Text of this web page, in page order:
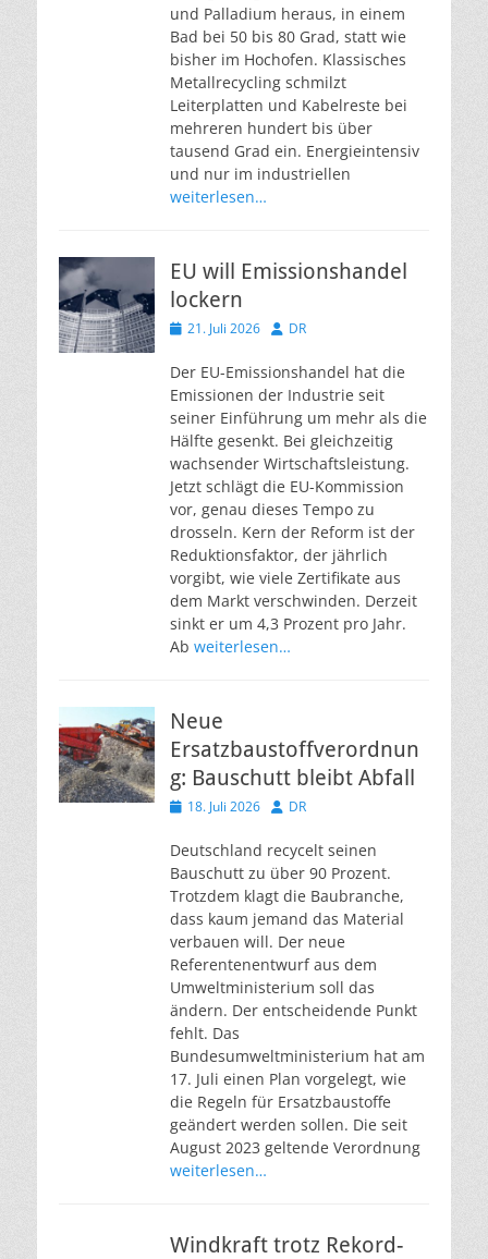
und Palladium heraus, in einem
Bad bei 50 bis 80 Grad, statt wie
bisher im Hochofen. Klassisches
Metallrecycling schmilzt
Leiterplatten und Kabelreste bei
mehreren hundert bis über
tausend Grad ein. Energieintensiv
und nur im industriellen
weiterlesen…
EU will Emissionshandel
lockern
Veröffentlicht
21. Juli 2026 Autor
DR
Der EU-Emissionshandel hat die
Emissionen der Industrie seit
seiner Einführung um mehr als die
Hälfte gesenkt. Bei gleichzeitig
wachsender Wirtschaftsleistung.
Jetzt schlägt die EU-Kommission
vor, genau dieses Tempo zu
drosseln. Kern der Reform ist der
Reduktionsfaktor, der jährlich
vorgibt, wie viele Zertifikate aus
dem Markt verschwinden. Derzeit
sinkt er um 4,3 Prozent pro Jahr.
Ab weiterlesen…
Neue
Ersatzbaustoffverordnun
g: Bauschutt bleibt Abfall
Veröffentlicht
18. Juli 2026 Autor
DR
Deutschland recycelt seinen
Bauschutt zu über 90 Prozent.
Trotzdem klagt die Baubranche,
dass kaum jemand das Material
verbauen will. Der neue
Referentenentwurf aus dem
Umweltministerium soll das
ändern. Der entscheidende Punkt
fehlt. Das
Bundesumweltministerium hat am
17. Juli einen Plan vorgelegt, wie
die Regeln für Ersatzbaustoffe
geändert werden sollen. Die seit
August 2023 geltende Verordnung
weiterlesen…
Windkraft trotz Rekord-